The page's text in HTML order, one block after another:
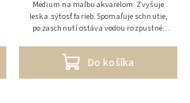
Do košíka
Médium na maľbu akvarelom. Zvyšuje
lesk a sýtosť farieb. Spomaľuje schnutie,
po zaschnutí ostáva vodou rozpustné.
namiesto vody, ale aj...